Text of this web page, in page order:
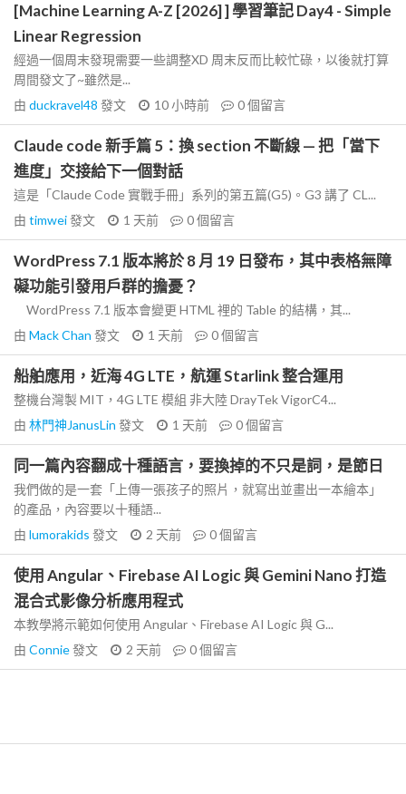
[Machine Learning A-Z [2026] ] 學習筆記 Day4 - Simple
Linear Regression
經過一個周末發現需要一些調整XD 周末反而比較忙碌，以後就打算
周間發文了~雖然是...
由 duckravel48 發文 10 小時前 0個留言
Claude code 新手篇 5：換 section 不斷線 — 把「當下
進度」交接給下一個對話
這是「Claude Code 實戰手冊」系列的第五篇(G5)。G3 講了 CL...
由 timwei發文 1 天前 0個留言
WordPress 7.1 版本將於 8 月 19 日發布，其中表格無障
礙功能引發用戶群的擔憂？
WordPress 7.1 版本會變更 HTML 裡的 Table 的結構，其...
由 Mack Chan 發文 1 天前 0個留言
船舶應用，近海 4G LTE，航運 Starlink 整合運用
整機台灣製 MIT，4G LTE 模組 非大陸 DrayTek VigorC4...
由 林門神JanusLin 發文 1 天前 0個留言
同一篇內容翻成十種語言，要換掉的不只是詞，是節日
我們做的是一套「上傳一張孩子的照片，就寫出並畫出一本繪本」
的產品，內容要以十種語...
由 lumorakids 發文 2 天前 0個留言
使用 Angular、Firebase AI Logic 與 Gemini Nano 打造
混合式影像分析應用程式
本教學將示範如何使用 Angular、Firebase AI Logic 與 G...
由 Connie發文 2 天前 0個留言